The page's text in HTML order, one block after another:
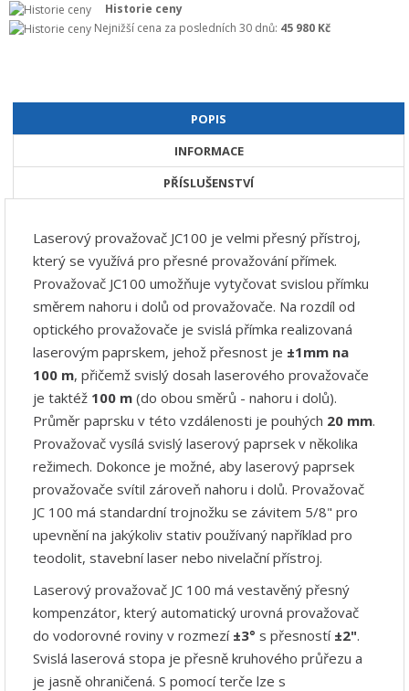
INDIVIDUÁLNÍ PORADENSTVÍ
Historie ceny
Nejnižší cena za posledních 30 dnů: 45 980 Kč
POPIS
INFORMACE
PŘÍSLUŠENSTVÍ
Laserový provažovač JC100 je velmi přesný přístroj,
který se využívá pro přesné provažování přímek.
Provažovač JC100 umožňuje vytyčovat svislou přímku
směrem nahoru i dolů od provažovače. Na rozdíl od
optického provažovače je svislá přímka realizovaná
laserovým paprskem, jehož přesnost je ±1mm na
100 m, přičemž svislý dosah laserového provažovače
je taktéž 100 m (do obou směrů - nahoru i dolů).
Průměr paprsku v této vzdálenosti je pouhých 20 mm.
Provažovač vysílá svislý laserový paprsek v několika
režimech. Dokonce je možné, aby laserový paprsek
provažovače svítil zároveň nahoru i dolů. Provažovač
JC 100 má standardní trojnožku se závitem 5/8" pro
upevnění na jakýkoliv stativ používaný například pro
teodolit, stavební laser nebo nivelační přístroj.
Laserový provažovač JC 100 má vestavěný přesný
kompenzátor, který automatický urovná provažovač
do vodorovné roviny v rozmezí ±3° s přesností ±2".
Svislá laserová stopa je přesně kruhového průřezu a
je jasně ohraničená. S pomocí terče lze s